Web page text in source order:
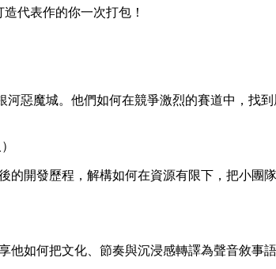
代表作的你一次打包！
魔城。他們如何在競爭激烈的賽道中，找
開發歷程，解構如何在資源有限下，把小團
他如何把文化、節奏與沉浸感轉譯為聲音敘事